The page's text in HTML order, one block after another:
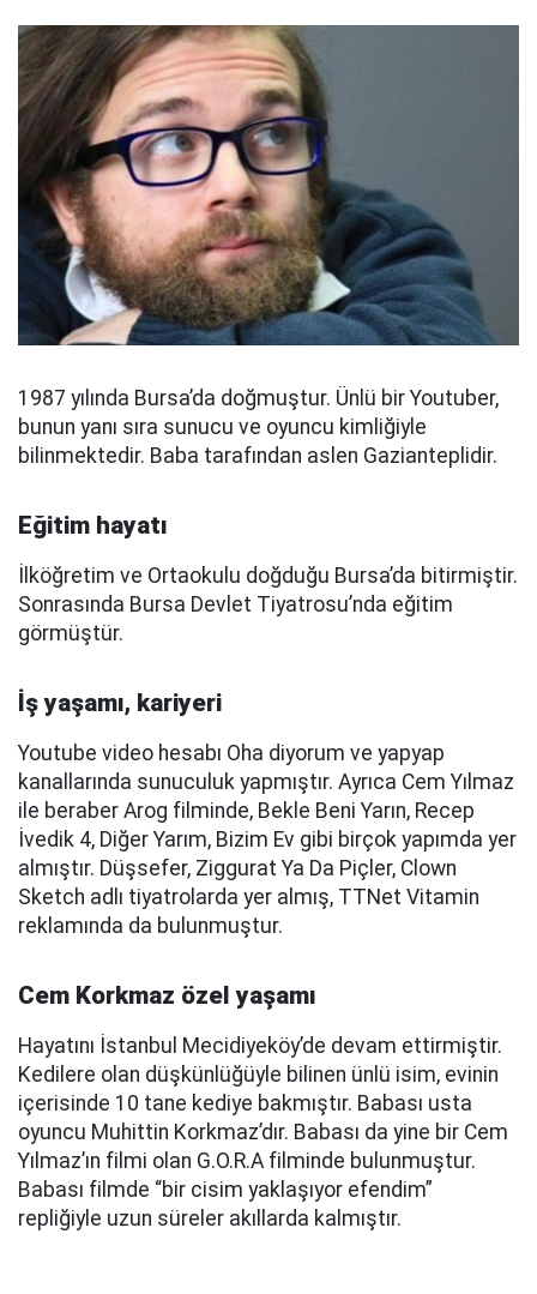
1987 yılında Bursa’da doğmuştur. Ünlü bir Youtuber,
bunun yanı sıra sunucu ve oyuncu kimliğiyle
bilinmektedir. Baba tarafından aslen Gazianteplidir.
Eğitim hayatı
İlköğretim ve Ortaokulu doğduğu Bursa’da bitirmiştir.
Sonrasında Bursa Devlet Tiyatrosu’nda eğitim
görmüştür.
İş yaşamı, kariyeri
Youtube video hesabı Oha diyorum ve yapyap
kanallarında sunuculuk yapmıştır. Ayrıca Cem Yılmaz
ile beraber Arog filminde, Bekle Beni Yarın, Recep
İvedik 4, Diğer Yarım, Bizim Ev gibi birçok yapımda yer
almıştır. Düşsefer, Ziggurat Ya Da Piçler, Clown
Sketch adlı tiyatrolarda yer almış, TTNet Vitamin
reklamında da bulunmuştur.
Cem Korkmaz özel yaşamı
Hayatını İstanbul Mecidiyeköy’de devam ettirmiştir.
Kedilere olan düşkünlüğüyle bilinen ünlü isim, evinin
içerisinde 10 tane kediye bakmıştır. Babası usta
oyuncu Muhittin Korkmaz’dır. Babası da yine bir Cem
Yılmaz’ın filmi olan G.O.R.A filminde bulunmuştur.
Babası filmde “bir cisim yaklaşıyor efendim”
repliğiyle uzun süreler akıllarda kalmıştır.